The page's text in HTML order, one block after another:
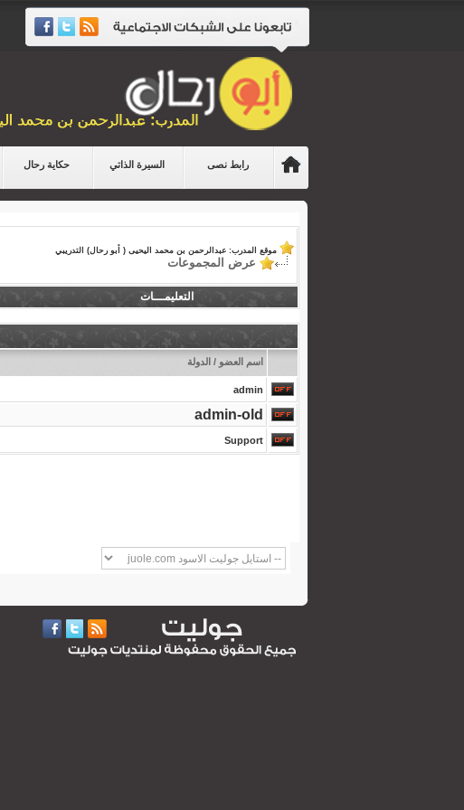
رابط نصى السيرة الذاتي حكاية رحال
موقع المدرب: عبدالرحمن بن محمد اليحيى ( أبو رحال) التدريبي
عرض المجموعات
التعليمـــات
اسم العضو / الدولة
admin
admin-old
Support